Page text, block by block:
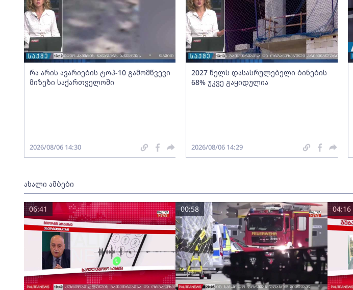
რა არის ავარიების ტოპ-10 გამომწვევი
მიზეზი საქართველოში
2026/08/06 14:30
2027 წელს დასასრულებელი ბინების
68% უკვე გაყიდულია
2026/08/06 14:29
ახალი ამბები
06:41 00:58 04:16